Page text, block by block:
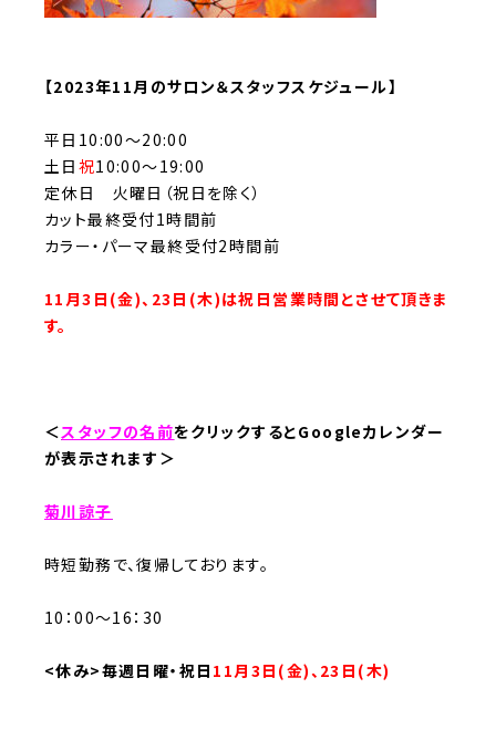
【2023年11月のサロン＆スタッフスケジュール】
平日10:00～20:00
土日 祝10:00～19:00
定休日 火曜日（祝日を除く）
カット最終受付1時間前
カラー・パーマ最終受付2時間前
11月3日(金)、23日(木)は祝日営業時間とさせて頂きま
す。
＜スタッフの名前をクリックするとGoogleカレンダー
が表示されます＞
菊川諒子
時短勤務で、復帰しております。
10：00～16：30
<休み>毎週日曜・祝日 11月3日(金)、23日(木)